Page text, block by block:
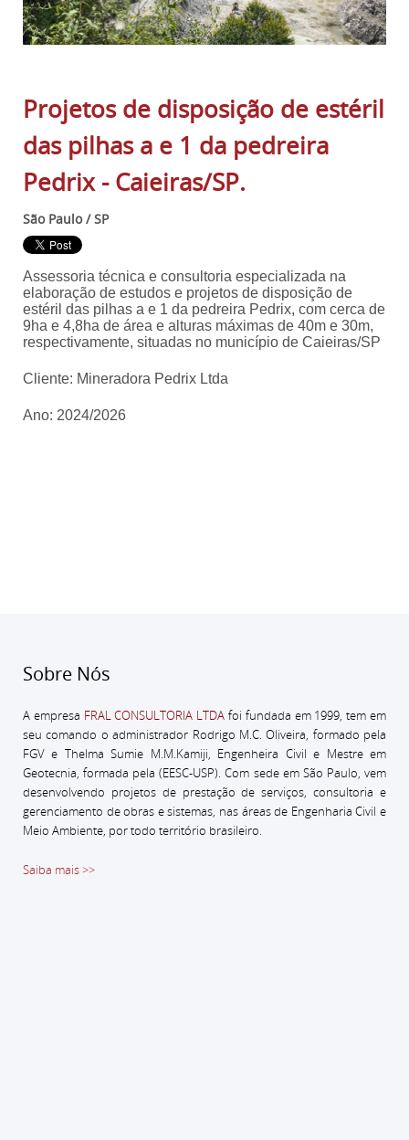
Projetos de disposição de estéril
das pilhas a e 1 da pedreira
Pedrix - Caieiras/SP.
São Paulo / SP
Assessoria técnica e consultoria especializada na
elaboração de estudos e projetos de disposição de
estéril das pilhas a e 1 da pedreira Pedrix, com cerca de
9ha e 4,8ha de área e alturas máximas de 40m e 30m,
respectivamente, situadas no município de Caieiras/SP
Cliente: Mineradora Pedrix Ltda
Ano: 2024/2026
Sobre Nós
A empresa FRAL CONSULTORIA LTDA foi fundada em 1999, tem em
seu comando o administrador Rodrigo M.C. Oliveira, formado pela
FGV e Thelma Sumie M.M.Kamiji, Engenheira Civil e Mestre em
Geotecnia, formada pela (EESC-USP).Com sede em São Paulo, vem
desenvolvendo projetos de prestação de serviços, consultoria e
gerenciamento de obras e sistemas, nas áreas de Engenharia Civil e
Meio Ambiente, por todo território brasileiro.
Saiba mais >>